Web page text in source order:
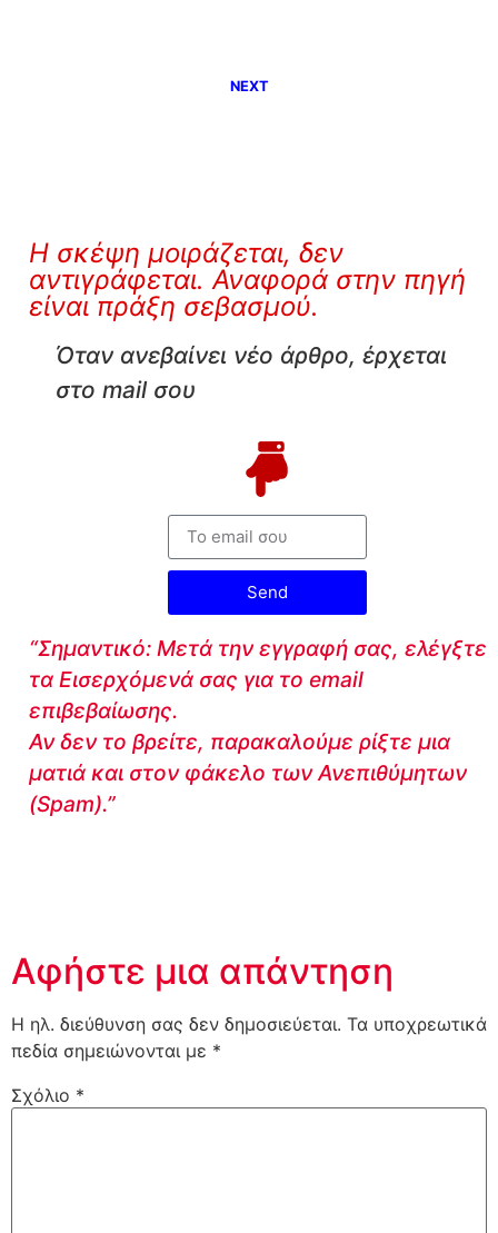
NEXT
Η σκέψη μοιράζεται, δεν
αντιγράφεται. Αναφορά στην πηγή
είναι πράξη σεβασμού.
Όταν ανεβαίνει νέο άρθρο, έρχεται
στο mail σου
Send
“Σημαντικό: Μετά την εγγραφή σας, ελέγξτε
τα Εισερχόμενά σας για το email
επιβεβαίωσης.
Αν δεν το βρείτε, παρακαλούμε ρίξτε μια
ματιά και στον φάκελο των Ανεπιθύμητων
(Spam).”
Αφήστε μια απάντηση
Η ηλ. διεύθυνση σας δεν δημοσιεύεται. Τα υποχρεωτικά
πεδία σημειώνονται με *
Σχόλιο *